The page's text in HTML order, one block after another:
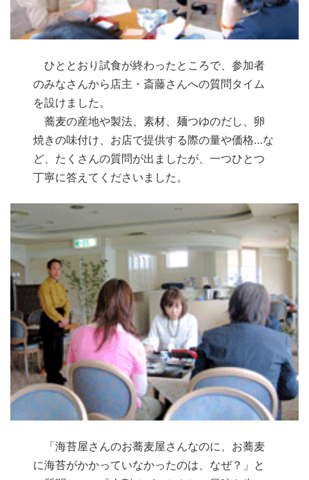
ひととおり試食が終わったところで、参加者
のみなさんから店主・斎藤さんへの質問タイム
を設けました。
蕎麦の産地や製法、素材、麺つゆのだし、卵
焼きの味付け、お店で提供する際の量や価格…な
ど、たくさんの質問が出ましたが、一つひとつ
丁寧に答えてくださいました。
「海苔屋さんのお蕎麦屋さんなのに、お蕎麦
に海苔がかかっていなかったのは、なぜ？」と